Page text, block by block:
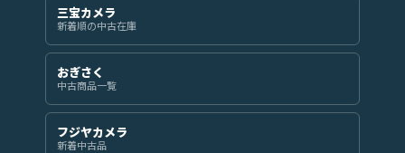
三宝カメラ
新着順の中古在庫
おぎさく
中古商品一覧
フジヤカメラ
新着中古品